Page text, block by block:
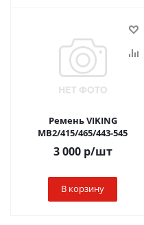
Ремень VIKING
MB2/415/465/443-545
3 000р/шт
В корзину